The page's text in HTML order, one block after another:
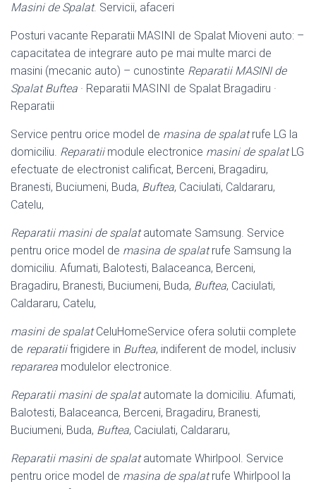
Masini de Spalat. Servicii, afaceri
Posturi vacante Reparatii MASINI de Spalat Mioveni auto: –
capacitatea de integrare auto pe mai multe marci de
masini (mecanic auto) – cunostinte Reparatii MASINI de
Spalat Buftea · Reparatii MASINI de Spalat Bragadiru ·
Reparatii
Service pentru orice model de masina de spalatrufe LG la
domiciliu. Reparatiimodule electronice masini de spalatLG
efectuate de electronist calificat, Berceni, Bragadiru,
Branesti, Buciumeni, Buda, Buftea, Caciulati, Caldararu,
Catelu,
Reparatii masini de spalatautomate Samsung. Service
pentru orice model de masina de spalatrufe Samsung la
domiciliu. Afumati, Balotesti, Balaceanca, Berceni,
Bragadiru, Branesti, Buciumeni, Buda, Buftea, Caciulati,
Caldararu, Catelu,
masini de spalatCeluHomeService ofera solutii complete
de reparatiifrigidere in Buftea, indiferent de model, inclusiv
repararea modulelor electronice.
Reparatii masini de spalatautomate la domiciliu. Afumati,
Balotesti, Balaceanca, Berceni, Bragadiru, Branesti,
Buciumeni, Buda, Buftea, Caciulati, Caldararu,
Reparatii masini de spalatautomate Whirlpool. Service
pentru orice model de masina de spalatrufe Whirlpool la